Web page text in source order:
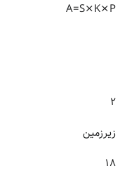
A=S×K×P
۲
زیرزمین
۱۸